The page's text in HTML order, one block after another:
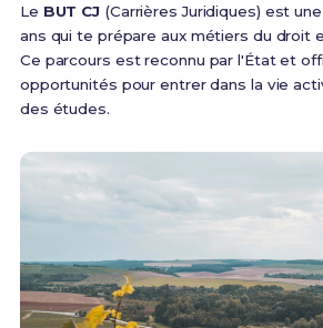
Le BUT CJ (Carrières Juridiques) est
ans qui te prépare aux métiers du droit
Ce parcours est reconnu par l'État et
opportunités pour entrer dans la vie
des études.